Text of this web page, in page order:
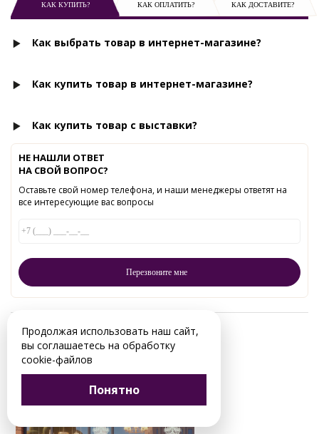
КАК КУПИТЬ? КАК ОПЛАТИТЬ? КАК ДОСТАВИТЕ?
Как выбрать товар в интернет-магазине?
Как купить товар в интернет-магазине?
Как купить товар с выставки?
НЕ НАШЛИ ОТВЕТ
НА СВОЙ ВОПРОС?
Оставьте свой номер телефона, и наши менеджеры ответят на
все интересующие вас вопросы
Читайте в нашем блоге:
Продолжая использовать наш сайт,
вы соглашаетесь на обработку
cookie-файлов
Понятно